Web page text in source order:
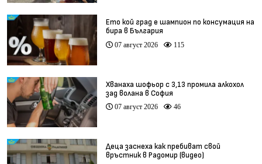
Ето кой град е шампион по консумация на
бира в България
07 август 2026 115
Хванаха шофьор с 3,13 промила алкохол
зад волана в София
07 август 2026 46
Деца заснеха как пребиват свой
връстник в Радомир (видео)